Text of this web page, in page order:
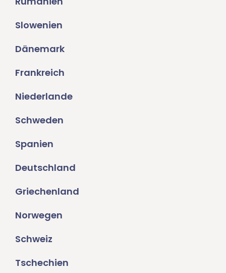
Slowenien
Dänemark
Frankreich
Niederlande
Schweden
Spanien
Deutschland
Griechenland
Norwegen
Schweiz
Tschechien